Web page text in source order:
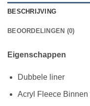
BESCHRIJVING
BEOORDELINGEN (0)
Eigenschappen
Dubbele liner
Acryl Fleece Binnen